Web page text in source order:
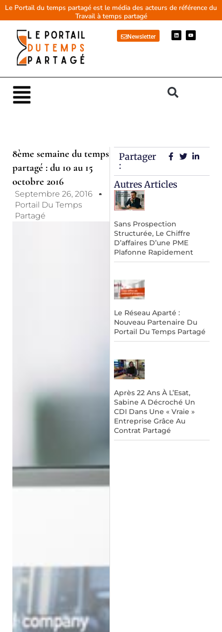
AllerLe Portail du temps partagé est le média des acteurs de référence du
Travail à temps partagé
Newsletter
L
i
n
Y
o
u
Main
Menu
8ème semaine du temps
partagé : du 10 au 15
octobre 2016
Septembre 26, 2016
Portail Du Temps
Partagé
Partager
:
Autres Articles
Sans Prospection
Structurée, Le Chiffre
D’affaires D’une PME
Plafonne Rapidement
Le Réseau Aparté :
Nouveau Partenaire Du
Portail Du Temps Partagé
Après 22 Ans À L’Esat,
Sabine A Décroché Un
CDI Dans Une « Vraie »
Entreprise Grâce Au
Contrat Partagé